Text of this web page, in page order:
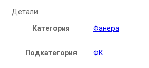
Детали
Категория Фанера
Подкатегория ФК